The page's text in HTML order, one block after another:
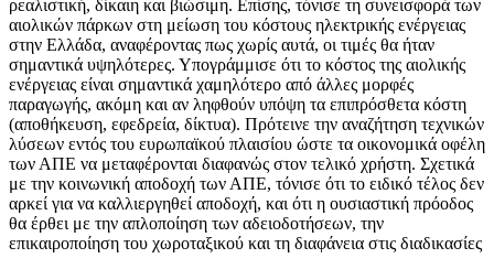
ρεαλιστική, δίκαιη και βιώσιμη. Επίσης, τόνισε τη συνεισφορά των
αιολικών πάρκων στη μείωση του κόστους ηλεκτρικής ενέργειας
στην Ελλάδα, αναφέροντας πως χωρίς αυτά, οι τιμές θα ήταν
σημαντικά υψηλότερες. Υπογράμμισε ότι το κόστος της αιολικής
ενέργειας είναι σημαντικά χαμηλότερο από άλλες μορφές
παραγωγής, ακόμη και αν ληφθούν υπόψη τα επιπρόσθετα κόστη
(αποθήκευση, εφεδρεία, δίκτυα). Πρότεινε την αναζήτηση τεχνικών
λύσεων εντός του ευρωπαϊκού πλαισίου ώστε τα οικονομικά οφέλη
των ΑΠΕ να μεταφέρονται διαφανώς στον τελικό χρήστη. Σχετικά
με την κοινωνική αποδοχή των ΑΠΕ, τόνισε ότι το ειδικό τέλος δεν
αρκεί για να καλλιεργηθεί αποδοχή, και ότι η ουσιαστική πρόοδος
θα έρθει με την απλοποίηση των αδειοδοτήσεων, την
επικαιροποίηση του χωροταξικού και τη διαφάνεια στις διαδικασίες